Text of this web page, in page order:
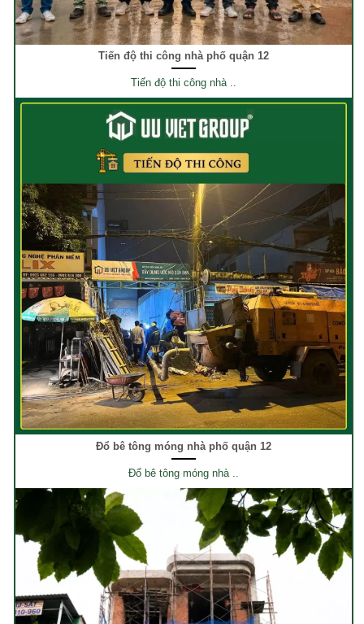
Tiến độ thi công nhà phố quận 12
Tiến độ thi công nhà ..
Đổ bê tông móng nhà phố quận 12
Đổ bê tông móng nhà ..